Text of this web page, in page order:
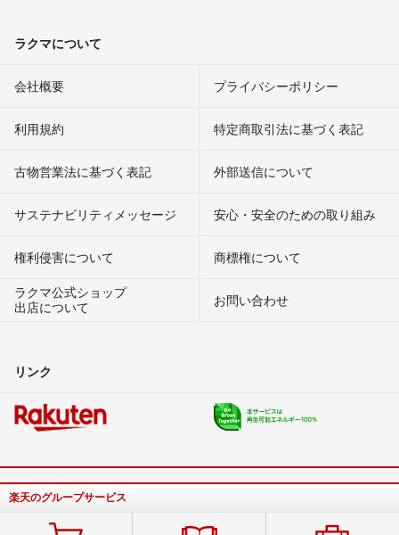
ラクマについて
会社概要 プライバシーポリシー
利用規約 特定商取引法に基づく表記
古物営業法に基づく表記 外部送信について
サステナビリティメッセージ 安心・安全のための取り組み
権利侵害について
商標権について
ラクマ公式ショップ
出店について
お問い合わせ
リンク
楽天のグループサービス